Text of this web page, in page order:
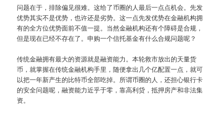
问题在于，排除偏见很难。这给了币圈的人最后一点点机会。先发
优势其实不是优势，也许还是劣势。这一点先发优势在金融机构拥
有的全方位优势面前不值一提。当然金融机构还有个障碍是合规，
但是现在已经不存在了。申购一个信托基金有什么合规问题呢？
传统金融拥有最大的资源就是融资能力。本轮救市放出的天量货
币，就掌握在传统金融机构手里，随便拿出几个亿配置一点，就可
以把一年新产生的比特币全部吃掉。所谓币圈的人，还担心银行卡
的安全问题呢，融资能力近乎于零，靠高利贷，抵押房产和非法集
资。